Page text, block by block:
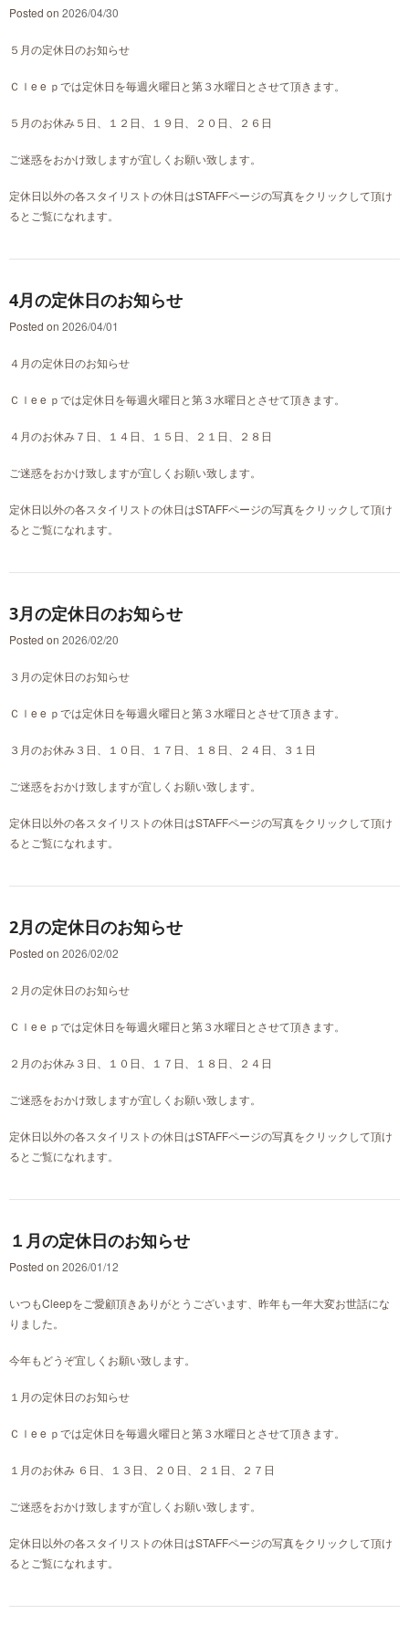
Posted on 2026/04/30
５月の定休日のお知らせ
Ｃｌe e ｐでは定休日を毎週火曜日と第３水曜日とさせて頂きます。
５月のお休み５日、１２日、１９日、２０日、２６日
ご迷惑をおかけ致しますが宜しくお願い致します。
定休日以外の各スタイリストの休日はSTAFFページの写真をクリックして頂け
るとご覧になれます。
4月の定休日のお知らせ
Posted on 2026/04/01
４月の定休日のお知らせ
Ｃｌe e ｐでは定休日を毎週火曜日と第３水曜日とさせて頂きます。
４月のお休み７日、１４日、１５日、２１日、２８日
ご迷惑をおかけ致しますが宜しくお願い致します。
定休日以外の各スタイリストの休日はSTAFFページの写真をクリックして頂け
るとご覧になれます。
3月の定休日のお知らせ
Posted on 2026/02/20
３月の定休日のお知らせ
Ｃｌe e ｐでは定休日を毎週火曜日と第３水曜日とさせて頂きます。
３月のお休み３日、１０日、１７日、１８日、２４日、３１日
ご迷惑をおかけ致しますが宜しくお願い致します。
定休日以外の各スタイリストの休日はSTAFFページの写真をクリックして頂け
るとご覧になれます。
2月の定休日のお知らせ
Posted on 2026/02/02
２月の定休日のお知らせ
Ｃｌe e ｐでは定休日を毎週火曜日と第３水曜日とさせて頂きます。
２月のお休み３日、１０日、１７日、１８日、２４日
ご迷惑をおかけ致しますが宜しくお願い致します。
定休日以外の各スタイリストの休日はSTAFFページの写真をクリックして頂け
るとご覧になれます。
１月の定休日のお知らせ
Posted on 2026/01/12
いつもCleepをご愛顧頂きありがとうございます、昨年も一年大変お世話にな
りました。
今年もどうぞ宜しくお願い致します。
１月の定休日のお知らせ
Ｃｌe e ｐでは定休日を毎週火曜日と第３水曜日とさせて頂きます。
１月のお休み ６日、１３日、２０日、２１日、２７日
ご迷惑をおかけ致しますが宜しくお願い致します。
定休日以外の各スタイリストの休日はSTAFFページの写真をクリックして頂け
るとご覧になれます。